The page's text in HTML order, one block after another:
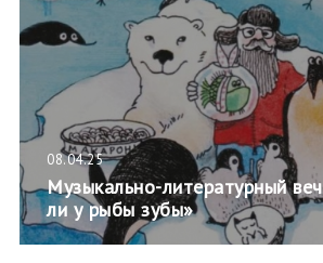
08.04.25
Музыкально-литературный
ли у рыбы зубы»